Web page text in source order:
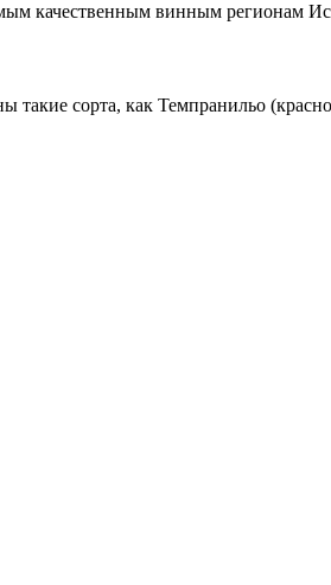
качественным винным регионам
такие сорта, как Темпранильо